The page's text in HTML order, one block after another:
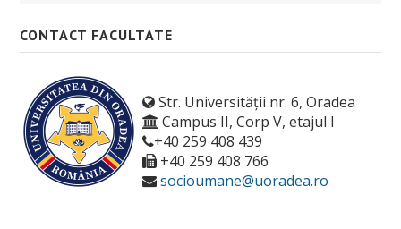
CONTACT FACULTATE
Str. Universității nr. 6, Oradea
Campus II, Corp V, etajul I
+40 259 408 439
+40 259 408 766
socioumane@uoradea.ro